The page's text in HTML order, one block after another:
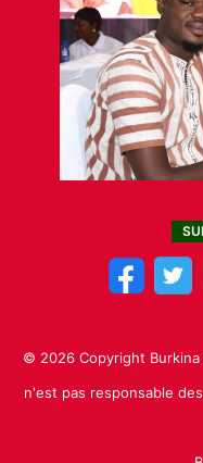
© 2026 Copyright
n'est pas responsable